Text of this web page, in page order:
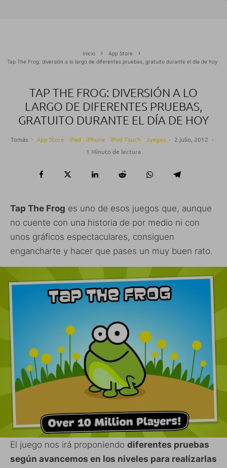
Inicio
App Store
Tap The Frog: diversión a lo largo de diferentes pruebas, gratuito durante el día de hoy
TAP THE FROG: DIVERSIÓN A LO
LARGO DE DIFERENTES PRUEBAS,
GRATUITO DURANTE EL DÍA DE HOY
Tomás · App Store iPad iPhone iPod Touch Juegos · 2 julio, 2012 ·
1 Minuto de lectura
Tap The Frog es uno de esos juegos que, aunque
no cuente con una historia de por medio ni con
unos gráficos espectaculares, consiguen
engancharte y hacer que pases un muy buen rato.
El juego nos irá proponiendo diferentes pruebas
según avancemos en los niveles para realizarlas